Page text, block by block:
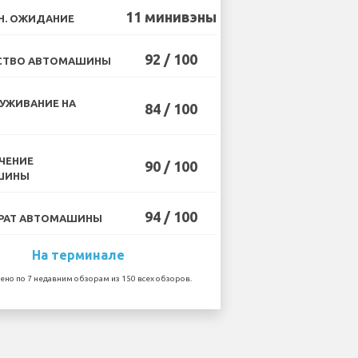
ОЖИДАНИЕ 11 минивэны
АВТОМАШИНЫ 92 / 100
НА
84 / 100
90 / 100
АВТОМАШИНЫ 94 / 100
На терминале
по 7 недавним обзорам из 150 всех обзоров.